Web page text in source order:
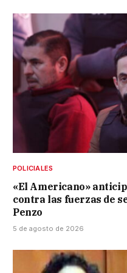
POLICIALES
«El Americano»
contra las fuerzas de
Penzo
5 de agosto de 2026